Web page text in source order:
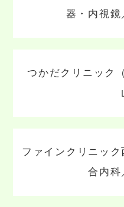
器・内視鏡
つかだクリニック
ファインクリニッ
合内科